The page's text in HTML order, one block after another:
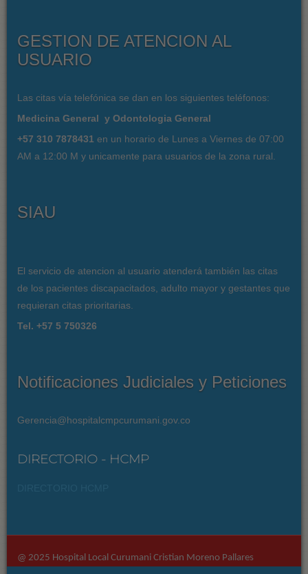
GESTION DE ATENCION AL
USUARIO
Las citas vía telefónica se dan en los siguientes teléfonos:
Medicina General y Odontologia General
+57 310 7878431 en un horario de Lunes a Viernes de 07:00
AM a 12:00 M y unicamente para usuarios de la zona rural.
SIAU
El servicio de atencion al usuario atenderá también las citas
de los pacientes discapacitados, adulto mayor y gestantes que
requieran citas prioritarias.
Tel. +57 5 750326
Notificaciones Judiciales y Peticiones
Gerencia@hospitalcmpcurumani.gov.co
DIRECTORIO - HCMP
@ 2025 Hospital Local Curumani Cristian Moreno Pallares